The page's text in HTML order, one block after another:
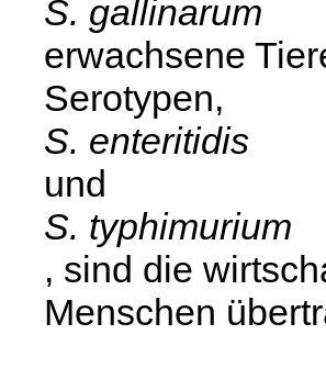
S. gallinarum
erwachsene
Serotypen,
S. enteritidis
und
S. typhimurium
, sind die
Menschen